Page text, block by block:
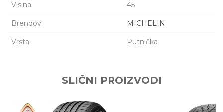
Visina 45
Brendovi MICHELIN
Vrsta Putnička
SLIČNI PROIZVODI